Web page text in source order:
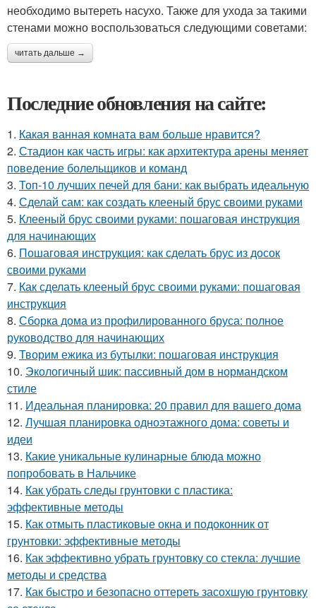
необходимо вытереть насухо. Также для ухода за такими
стенами можно воспользоваться следующими советами:
читать дальше →
Последние обновления на сайте:
1. Какая ванная комната вам больше нравится?
2. Стадион как часть игры: как архитектура арены меняет
поведение болельщиков и команд
3. Топ-10 лучших печей для бани: как выбрать идеальную
4. Сделай сам: как создать клееный брус своими руками
5. Клееный брус своими руками: пошаговая инструкция
для начинающих
6. Пошаговая инструкция: как сделать брус из досок
своими руками
7. Как сделать клееный брус своими руками: пошаговая
инструкция
8. Сборка дома из профилированного бруса: полное
руководство для начинающих
9. Творим ежика из бутылки: пошаговая инструкция
10. Экологичный шик: пассивный дом в нормандском
стиле
11. Идеальная планировка: 20 правил для вашего дома
12. Лучшая планировка одноэтажного дома: советы и
идеи
13. Какие уникальные кулинарные блюда можно
попробовать в Нальчике
14. Как убрать следы грунтовки с пластика:
эффективные методы
15. Как отмыть пластиковые окна и подоконник от
грунтовки: эффективные методы
16. Как эффективно убрать грунтовку со стекла: лучшие
методы и средства
17. Как быстро и безопасно оттереть засохшую грунтовку